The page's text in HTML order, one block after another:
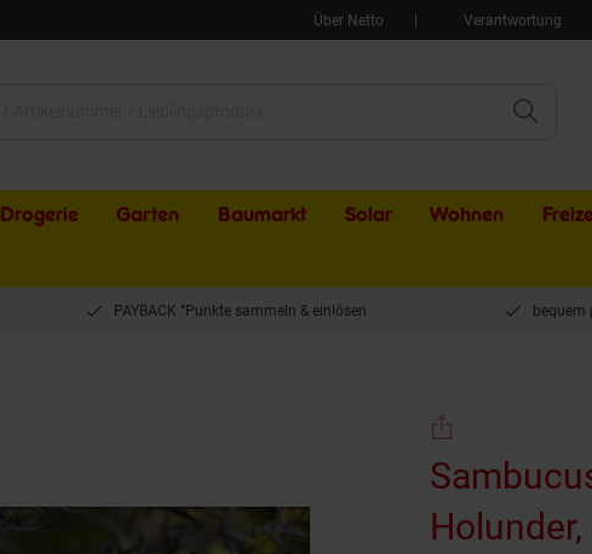
Über Netto Verantwortung
Drogerie Garten Baumarkt Solar Wohnen
PAYBACK °Punkte sammeln & einlösen bequem